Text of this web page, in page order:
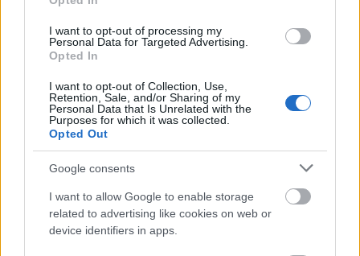
I want to opt-out of processing my
Personal Data for Targeted Advertising.
Opted In
I want to opt-out of Collection, Use,
Retention, Sale, and/or Sharing of my
Personal Data that Is Unrelated with the
Purposes for which it was collected.
Opted Out
Google consents
I want to allow Google to enable storage
related to advertising like cookies on web or
device identifiers in apps.
καλαθοσφαιριστής
1989Μάρκο Ρόις, Γερμανός ποδοσφαιριστής
Θάνατοι στις 31 Μαΐου
1594Τιντορέττο, Ιταλός ζωγράφος
1809Φραντς Γιόζεφ Χάυντν, Αυστριακός
συνθέτης